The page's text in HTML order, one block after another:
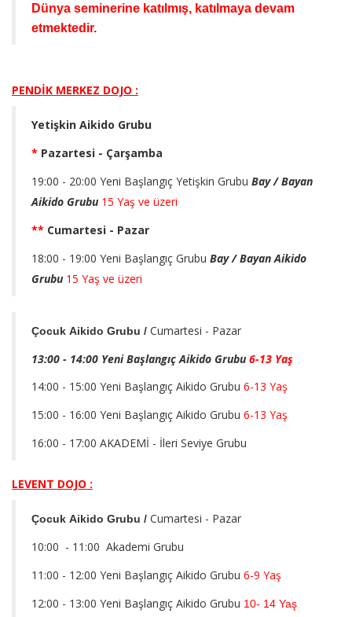
Dünya seminerine katılmış, katılmaya devam
etmektedir.
PENDİK MERKEZ DOJO :
Yetişkin Aikido Grubu
* Pazartesi - Çarşamba
19:00 - 20:00 Yeni Başlangıç Yetişkin Grubu Bay / Bayan
Aikido Grubu 15 Yaş ve üzeri
** Cumartesi - Pazar
18:00 - 19:00 Yeni Başlangıç Grubu Bay / Bayan Aikido
Grubu 15 Yaş ve üzeri
Çocuk Aikido Grubu / Cumartesi - Pazar
13:00 - 14:00 Yeni Başlangıç Aikido Grubu6-13 Yaş
14:00 - 15:00 Yeni Başlangıç Aikido Grubu 6-13 Yaş
15:00 - 16:00 Yeni Başlangıç Aikido Grubu 6-13 Yaş
16:00 - 17:00 AKADEMİ - İleri Seviye Grubu
LEVENT DOJO :
Çocuk Aikido Grubu / Cumartesi - Pazar
10:00 - 11:00 Akademi Grubu
11:00 - 12:00 Yeni Başlangıç Aikido Grubu 6-9 Yaş
12:00 - 13:00 Yeni Başlangıç Aikido Grubu 10- 14 Yaş